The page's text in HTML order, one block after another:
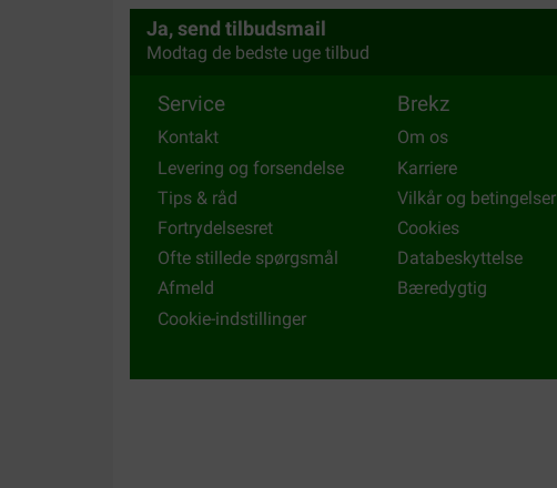
Ja, send tilbudsmail
Modtag de bedste uge tilbud
Service
Kontakt
Levering og forsendelse
Tips & råd
Fortrydelsesret
Ofte stillede spørgsmål
Afmeld
Cookie-indstillinger
Brekz
Om os
Karriere
Vilkår og betingelser
Cookies
Databeskyttelse
Bæredygtig